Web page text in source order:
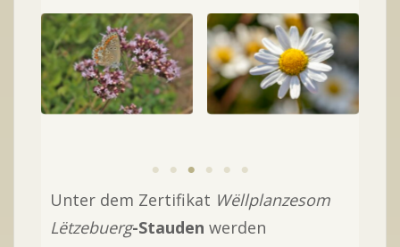
Oregano mit
Kleiner
Sonnenröschen-
Bläuling
Wiesen-Margerite
Unter dem Zertifikat Wёllplanzesom
Lёtzebuerg-Stauden werden